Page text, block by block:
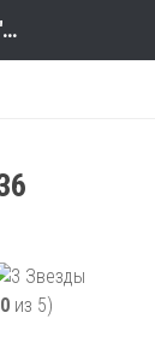
Онлайн проверка лотерейного билета "Столото" по номеру тиража
из 5)